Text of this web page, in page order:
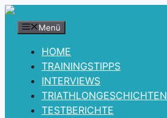
Zum
Inhalt
Menü
HOME
TRAININGSTIPPS
INTERVIEWS
TRIATHLONGESCHICHTEN
TESTBERICHTE